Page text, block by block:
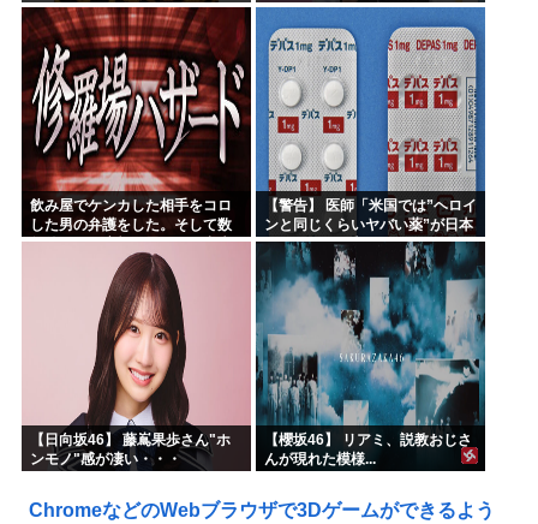
飲み屋でケンカした相手をコロ
した男の弁護をした。そして数
年後、因果応報を思わせる出来
【警告】 医師「米国では”ヘロイ
ンと同じくらいヤバい薬”が日本
では平気で処方されてる」
【日向坂46】 藤嶌果歩さん"ホ
ンモノ"感が凄い・・・
【櫻坂46】 リアミ、説教おじさ
んが現れた模様...
ChromeなどのWebブラウザで3Dゲームができるよう